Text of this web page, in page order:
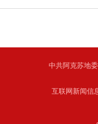
中共阿克苏地
互联网新闻